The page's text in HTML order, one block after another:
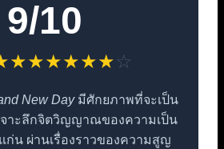
9/10
★★★★★★☆
New Dayมีศักยภาพที่จะเป็น
จาะลึกจิตวิญญาณของความเป็น
ก่น ผ่านเรื่องราวของความสูญ